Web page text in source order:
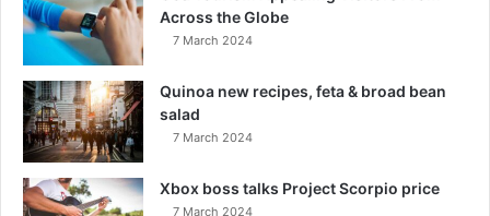
Across the Globe
7 March 2024
Quinoa new recipes, feta & broad bean
salad
7 March 2024
Xbox boss talks Project Scorpio price
7 March 2024